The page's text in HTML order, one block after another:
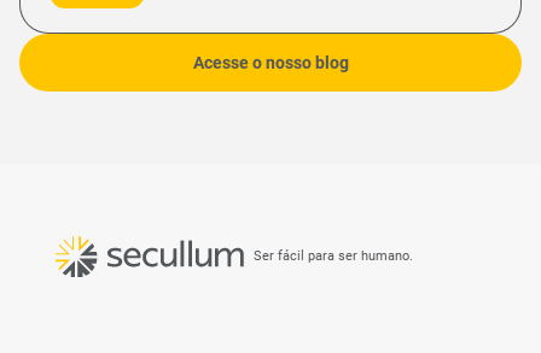
Acesse o nosso blog
Ser fácil para ser humano.